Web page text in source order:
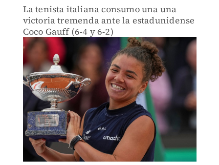
La tenista italiana consumo una una
victoria tremenda ante la estadunidense
Coco Gauff (6-4 y 6-2)